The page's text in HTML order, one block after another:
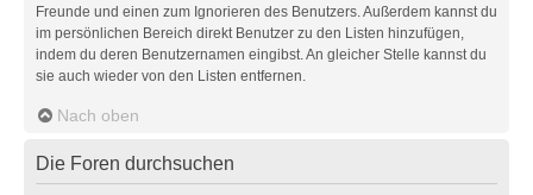
Freunde und einen zum Ignorieren des Benutzers. Außerdem kannst du
im persönlichen Bereich direkt Benutzer zu den Listen hinzufügen,
indem du deren Benutzernamen eingibst. An gleicher Stelle kannst du
sie auch wieder von den Listen entfernen.
Nach oben
Die Foren durchsuchen